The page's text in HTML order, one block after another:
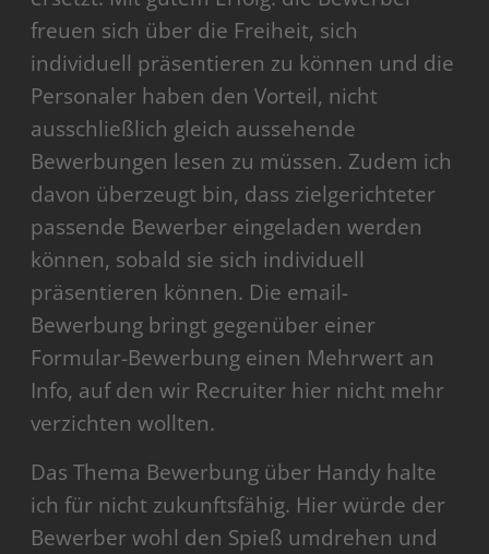
freuen sich über die Freiheit, sich
individuell präsentieren zu können und die
Personaler haben den Vorteil, nicht
ausschließlich gleich aussehende
Bewerbungen lesen zu müssen. Zudem ich
davon überzeugt bin, dass zielgerichteter
passende Bewerber eingeladen werden
können, sobald sie sich individuell
präsentieren können. Die email-
Bewerbung bringt gegenüber einer
Formular-Bewerbung einen Mehrwert an
Info, auf den wir Recruiter hier nicht mehr
verzichten wollten.
Das Thema Bewerbung über Handy halte
ich für nicht zukunftsfähig. Hier würde der
Bewerber wohl den Spieß umdrehen und